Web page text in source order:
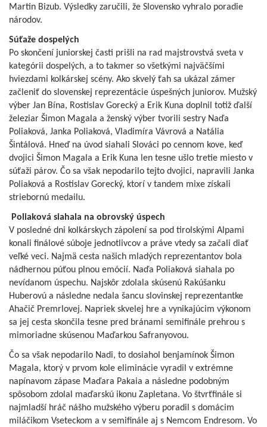
Martin Bizub. Výsledky zaručili, že Slovensko vyhralo poradie
národov.
Súťaže dospelých
Po skončení juniorskej časti prišli na rad majstrovstvá sveta v
kategórii dospelých, a to takmer so všetkými najväčšími
hviezdami kolkárskej scény. Ako skvelý ťah sa ukázal zámer
začleniť do slovenskej reprezentácie úspešných juniorov. Mužský
výber Jan Bína, Rostislav Gorecký a Erik Kuna doplnil totiž ďalší
železiar Šimon Magala a ženský výber tvorili sestry Naďa
Poliaková, Janka Poliaková, Vladimíra Vávrová a Natália
Šintálová. Hneď na úvod siahali Slováci po cennom kove, keď
dvojici Šimon Magala a Erik Kuna len tesne ušlo tretie miesto v
súťaži párov. Čo sa však nepodarilo tejto dvojici, napravili Janka
Poliaková a Rostislav Gorecký, ktorí v tandem mixe získali
striebornú medailu.
Poliaková siahala na obrovský úspech
V posledné dni kolkárskych zápolení sa pod tirolskými Alpami
konali finálové súboje jednotlivcov a práve vtedy sa začali diať
veľké veci. Najmä cesta našich mladých reprezentantov bola
nádhernou púťou plnou emócií. Naďa Poliaková siahala po
nevídanom úspechu. Najskôr zdolala skúsenú Rakúšanku
Huberovú a následne nedala šancu slovinskej reprezentantke
Ahačič Premrlovej. Napriek skvelej hre a vynikajúcim výkonom
sa jej cesta skončila tesne pred bránami semifinále prehrou s
mimoriadne skúsenou Maďarkou Safranyovou.
Čo sa však nepodarilo Nadi, to dosiahol benjamínok Šimon
Magala, ktorý v prvom kole eliminácie vyradil v extrémne
napínavom zápase Maďara Pakaia a následne podobným
spôsobom zdolal maďarskú ikonu Zapletana. Vo štvrťfinále si
najmladší hráč nášho mužského výberu poradil s domácim
miláčikom Vseteckom a v semifinále aj s Nemcom Endresom. Vo